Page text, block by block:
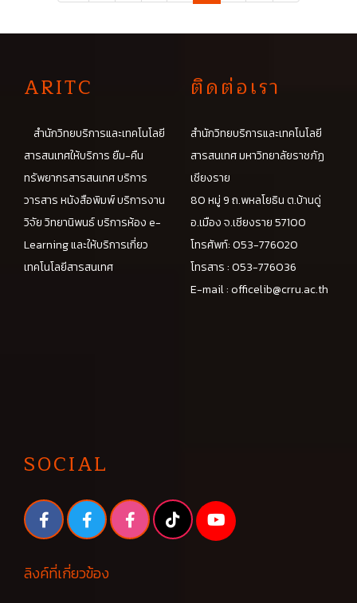
ARITC
สำนักวิทยบริการและเทคโนโลยี
สารสนเทศให้บริการ ยืม-คืน
ทรัพยากรสารสนเทศ บริการ
วารสาร หนังสือพิมพ์ บริการงาน
วิจัย วิทยานิพนธ์ บริการห้อง e-
Learning และให้บริการเกี่ยว
เทคโนโลยีสารสนเทศ
ติดต่อเรา
สำนักวิทยบริการและเทคโนโลยี
สารสนเทศ มหาวิทยาลัยราชภัฏ
เชียงราย
80 หมู่ 9 ถ.พหลโยธิน ต.บ้านดู่
อ.เมือง จ.เชียงราย 57100
โทรศัพท์: 053-776020
โทรสาร : 053-776036
E-mail :officelib@crru.ac.th
SOCIAL
ลิงค์ที่เกี่ยวข้อง